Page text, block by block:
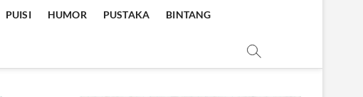
PUISI HUMOR PUSTAKA BINTANG